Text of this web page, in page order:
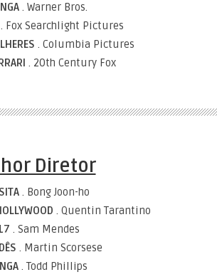
. Warner Bros.
. Fox Searchlight Pictures
. Columbia Pictures
. 20th Century Fox
Diretor
. Bong Joon-ho
. Quentin Tarantino
. Sam Mendes
. Martin Scorsese
. Todd Phillips